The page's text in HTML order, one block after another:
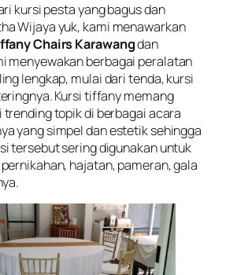
kursi pesta yang bagus dan
Wijaya yuk, kami menawarkan
Chairs Karawangdan
menyewakan berbagai peralatan
lengkap, mulai dari tenda, kursi
Kursi tiffany memang
trending topik di berbagai acara
yang simpel dan estetik sehingga
tersebut sering digunakan untuk
hajatan, pameran, gala